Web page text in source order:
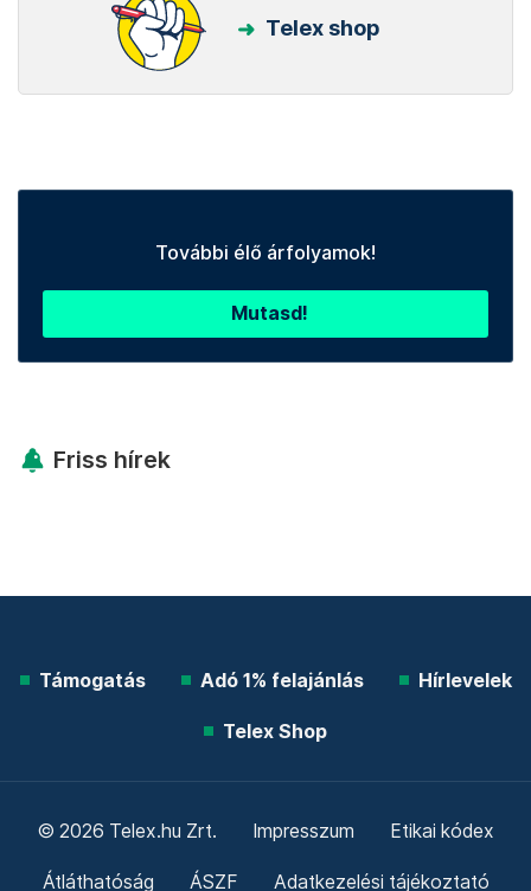
Telex shop
További élő árfolyamok!
Mutasd!
Friss hírek
Támogatás Adó 1% felajánlás Hírlevelek
Telex Shop
© 2026 Telex.hu Zrt. Impresszum Etikai kódex
Átláthatóság ÁSZF Adatkezelési tájékoztató